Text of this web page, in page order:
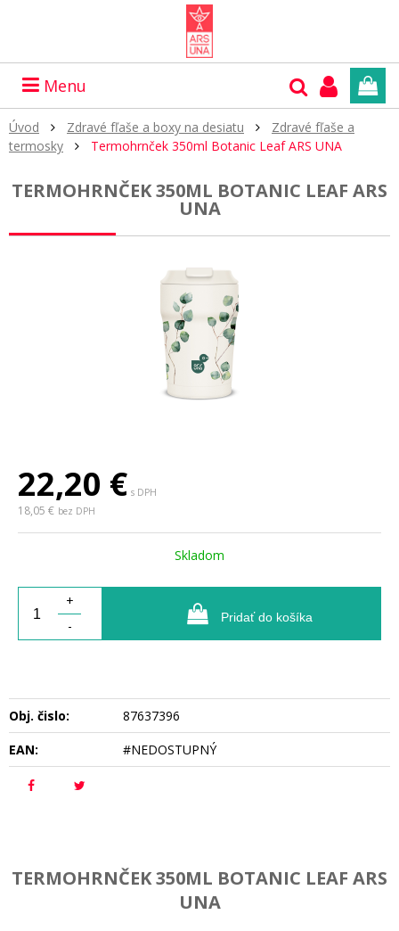
Menu
Úvod Zdravé fľaše a boxy na desiatu
Zdravé fľaše a
termosky
Termohrnček 350ml Botanic Leaf ARS UNA
TERMOHRNČEK 350ML BOTANIC LEAF ARS
UNA
22,20 € s DPH
18,05 € bez DPH
Skladom
+
-
Pridať do košíka
Obj. čislo:
87637396
EAN:
#NEDOSTUPNÝ
TERMOHRNČEK 350ML BOTANIC LEAF ARS
UNA